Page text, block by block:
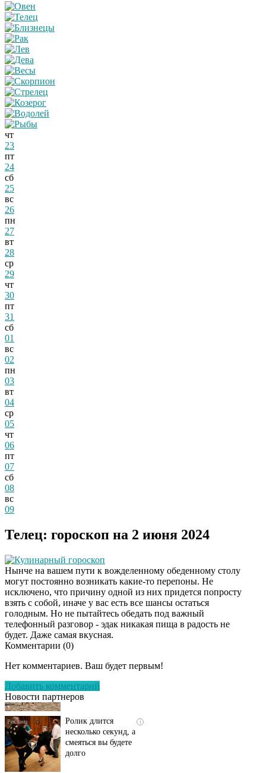
чт
23
пт
24
сб
25
вс
26
пн
27
вт
28
ср
29
чт
30
пт
31
сб
01
вс
02
пн
03
вт
04
ср
05
чт
06
пт
07
сб
08
вс
09
Телец: гороскоп на 2 июня 2024
Кулинарный гороскоп
Нынче на вашем пути к вожделенному обеденному столу
могут постоянно возникать какие-то перепоны. Не
исключено, что причину одной из них придется попросту
взять с собой, иначе у вас есть все шансы остаться
голодным. Но не пытайтесь обедать под важный
телефонный разговор - эдак никакая пища в радость не
будет. Даже самая вкусная.
Комментарии (0)
Нет комментариев. Ваш будет первым!
Добавить комментарий
Новости партнеров
Скрытая камера на
люди вытворяют, когда
несколько секунд, а
смеяться вы будете
долго